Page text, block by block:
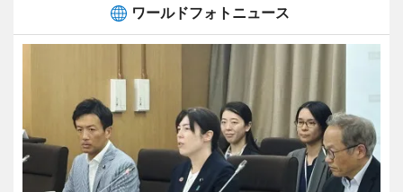
ワールドフォトニュース